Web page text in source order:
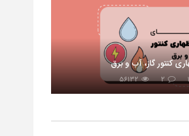
کنتور گاز، آب و برق
۲ ۵۶۱۳۲